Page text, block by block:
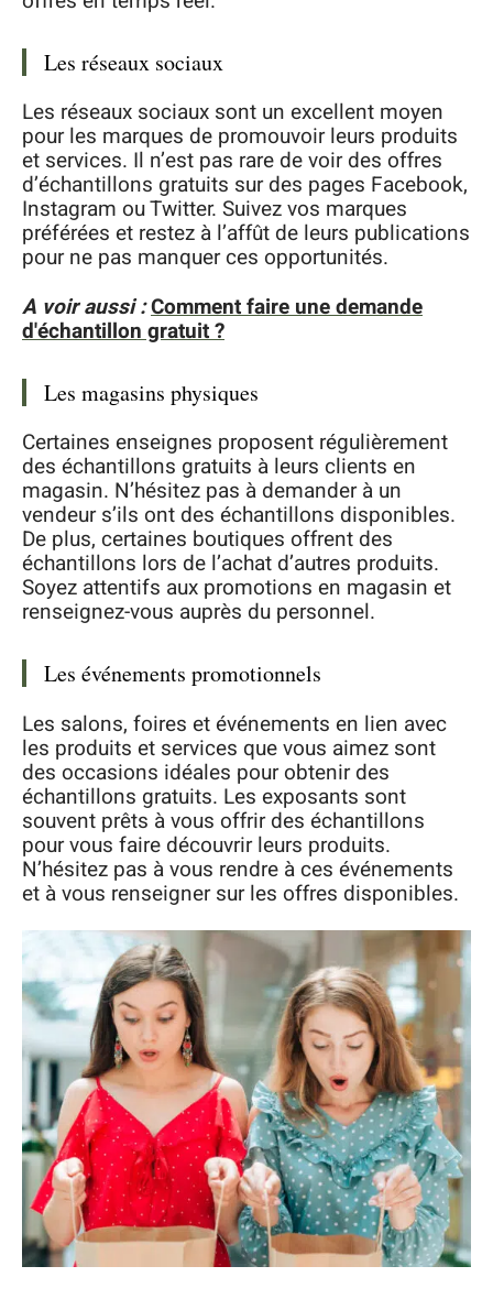
Les réseaux sociaux
Les réseaux sociaux sont un excellent moyen
pour les marques de promouvoir leurs produits
et services. Il n’est pas rare de voir des offres
d’échantillons gratuits sur des pages Facebook,
Instagram ou Twitter. Suivez vos marques
préférées et restez à l’affût de leurs publications
pour ne pas manquer ces opportunités.
A voir aussi :Comment faire une demande
d'échantillon gratuit ?
Les magasins physiques
Certaines enseignes proposent régulièrement
des échantillons gratuits à leurs clients en
magasin. N’hésitez pas à demander à un
vendeur s’ils ont des échantillons disponibles.
De plus, certaines boutiques offrent des
échantillons lors de l’achat d’autres produits.
Soyez attentifs aux promotions en magasin et
renseignez-vous auprès du personnel.
Les événements promotionnels
Les salons, foires et événements en lien avec
les produits et services que vous aimez sont
des occasions idéales pour obtenir des
échantillons gratuits. Les exposants sont
souvent prêts à vous offrir des échantillons
pour vous faire découvrir leurs produits.
N’hésitez pas à vous rendre à ces événements
et à vous renseigner sur les offres disponibles.